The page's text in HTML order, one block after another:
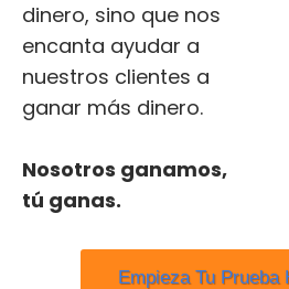
dinero, sino que nos
encanta ayudar a
nuestros clientes a
ganar más dinero.
Nosotros ganamos,
tú ganas.
Empieza Tu Prueba